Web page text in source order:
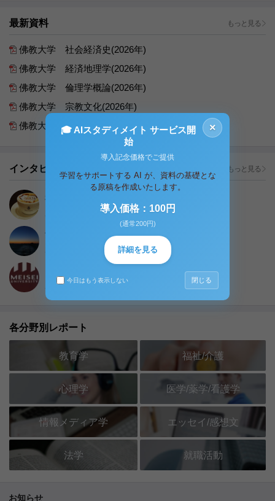
最新資料 もっと見る
佛教大学 社会経済史(2026年)
佛教大学 経済地理学(2026年)
佛教大学 倫理学概論(2026年)
佛教大学 宗教文化(2026年)
佛教大学 社会学概論(2026年)
インタビュー もっと見る
神戸大卒 現役教師
21件, 販売収益 :494,360円
tit_bigone
件, 販売収益 :239,526円
資料保有数 : 111件, 販売収益 : 398,467円
各分野別レポート
教育学 福祉/介護
心理学 医学/薬学/看護学
情報メディア学 エッセイ/感想文
法学 就職活動
お知らせ
×
🎓 AIスタディメイト サービス開
始
導入記念価格でご提供
学習をサポートする AI が、資料の基礎とな
る原稿を作成いたします。
導入価格：100円
(通常200円)
詳細を見る
今日はもう表示しない 閉じる